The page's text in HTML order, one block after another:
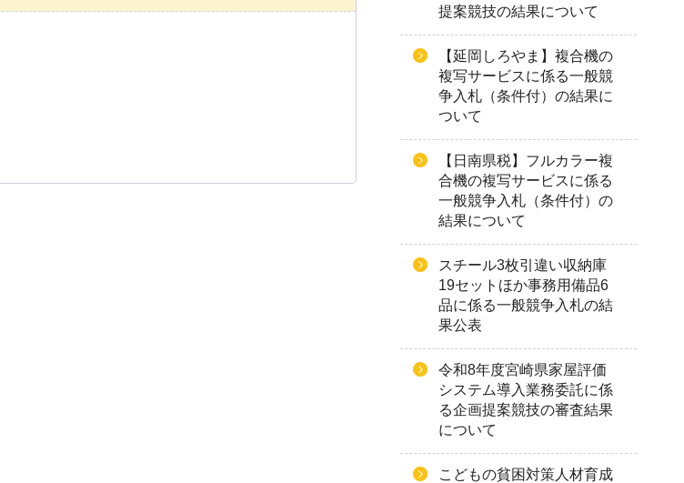
提案競技の結果について
【延岡しろやま】複合機の
複写サービスに係る一般競
争入札（条件付）の結果に
ついて
【日南県税】フルカラー複
合機の複写サービスに係る
一般競争入札（条件付）の
結果について
スチール3枚引違い収納庫
19セットほか事務用備品6
品に係る一般競争入札の結
果公表
令和8年度宮崎県家屋評価
システム導入業務委託に係
る企画提案競技の審査結果
について
こどもの貧困対策人材育成